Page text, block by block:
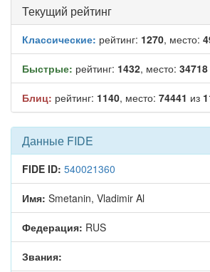
Текущий рейтинг
Классические: рейтинг: 1270, место:
Быстрые: рейтинг: 1432, место: 34718
Блиц: рейтинг: 1140, место: 74441 из
Данные FIDE
FIDE ID: 540021360
Имя: Smetanin, Vladimir Al
Федерация: RUS
Звания: